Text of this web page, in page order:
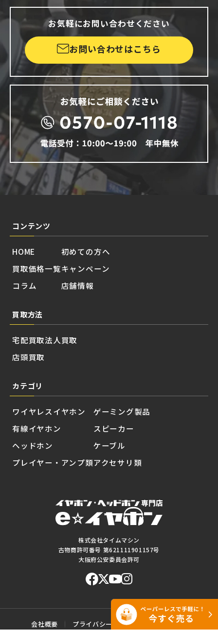
お気軽にお問い合わせください
お問い合わせはこちら
株式会社タイムマシン
古物商許可番号 第621111901157号
大阪府公安委員会許可
コンテンツ
HOME
買取価格一覧
コラム
初めての方へ
キャンペーン
店舗情報
買取方法
宅配買取
店頭買取
法人買取
カテゴリ
ワイヤレスイヤホン
有線イヤホン
ヘッドホン
プレイヤー・アンプ類
ゲーミング製品
スピーカー
ケーブル
アクセサリ類
会社概要 プライバシーポリシー ご利用規約